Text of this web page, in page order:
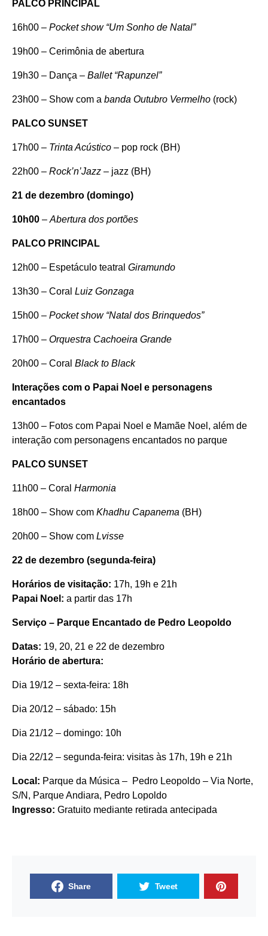
PALCO PRINCIPAL
16h00 – Pocket show “Um Sonho de Natal”
19h00 – Cerimônia de abertura
19h30 – Dança – Ballet “Rapunzel”
23h00 – Show com a banda Outubro Vermelho (rock)
PALCO SUNSET
17h00 – Trinta Acústico – pop rock (BH)
22h00 – Rock’n’Jazz – jazz (BH)
21 de dezembro (domingo)
10h00 – Abertura dos portões
PALCO PRINCIPAL
12h00 – Espetáculo teatral Giramundo
13h30 – Coral Luiz Gonzaga
15h00 – Pocket show “Natal dos Brinquedos”
17h00 – Orquestra Cachoeira Grande
20h00 – Coral Black to Black
Interações com o Papai Noel e personagens
encantados
13h00 – Fotos com Papai Noel e Mamãe Noel, além de
interação com personagens encantados no parque
PALCO SUNSET
11h00 – Coral Harmonia
18h00 – Show com Khadhu Capanema (BH)
20h00 – Show com Lvisse
22 de dezembro (segunda-feira)
Horários de visitação: 17h, 19h e 21h
Papai Noel: a partir das 17h
Serviço – Parque Encantado de Pedro Leopoldo
Datas: 19, 20, 21 e 22 de dezembro
Horário de abertura:
Dia 19/12 – sexta-feira: 18h
Dia 20/12 – sábado: 15h
Dia 21/12 – domingo: 10h
Dia 22/12 – segunda-feira: visitas às 17h, 19h e 21h
Local: Parque da Música – Pedro Leopoldo – Via Norte,
S/N, Parque Andiara, Pedro Lopoldo
Ingresso: Gratuito mediante retirada antecipada
Share Tweet